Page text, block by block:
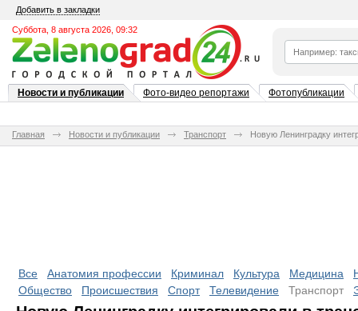
Добавить в закладки
Суббота, 8 августа 2026, 09:32
Новости и публикации Фото-видео репортажи Фотопубликации
Главная Новости и публикации Транспорт Новую Ленинградку
Все Анатомия профессии Криминал Культура Медицина
Общество
Происшествия Спорт Телевидение Транспорт